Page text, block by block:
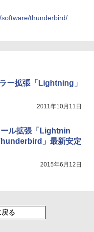
Scribe Colorsoft |
ィスプレイ、64GBスト
thunderbird/
ー拡張「Lightning」
2011年10月11日
ル拡張「Lightnin
」最新安定
2015年6月12日
戻る